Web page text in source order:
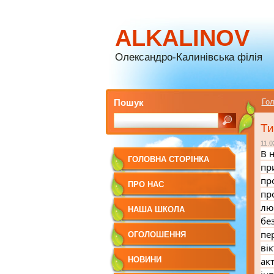
ALKALINOV
Олександро-Калинівська філія
В
ГОЛОВНА СТОРІНКА
ПРО НАС
НАША ШКОЛА
ОГОЛОШЕННЯ
НОВИНИ
Пошук